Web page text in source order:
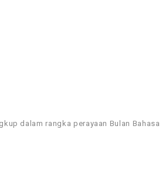
dalam rangka perayaan Bulan